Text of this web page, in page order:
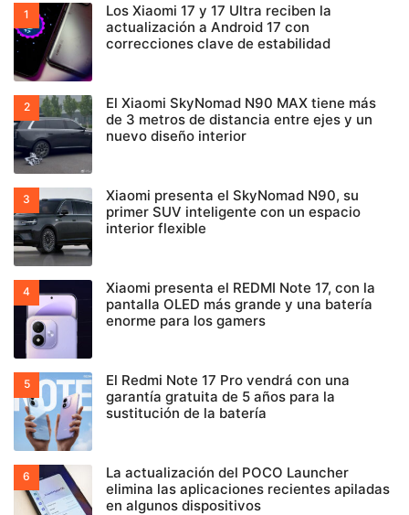
Los Xiaomi 17 y 17 Ultra reciben la
actualización a Android 17 con
correcciones clave de estabilidad
El Xiaomi SkyNomad N90 MAX tiene más
de 3 metros de distancia entre ejes y un
nuevo diseño interior
Xiaomi presenta el SkyNomad N90, su
primer SUV inteligente con un espacio
interior flexible
Xiaomi presenta el REDMI Note 17, con la
pantalla OLED más grande y una batería
enorme para los gamers
El Redmi Note 17 Pro vendrá con una
garantía gratuita de 5 años para la
sustitución de la batería
La actualización del POCO Launcher
elimina las aplicaciones recientes apiladas
en algunos dispositivos